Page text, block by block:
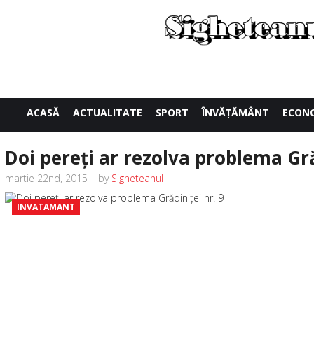
ACASĂ ACTUALITATE SPORT ÎNVĂŢĂMÂNT
Doi pereţi ar rezolva problema
martie 22nd, 2015 | by Sigheteanul
INVATAMANT